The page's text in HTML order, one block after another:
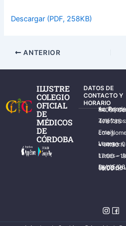
Descargar (PDF, 258KB)
ANTERIOR
ILUSTRE
COLEGIO
OFICIAL
DE
MÉDICOS
DE
CÓRDOBA
DATOS DE
CONTACTO Y
HORARIO
Av. Ronda de los Tejares,
Teléfonos: 957 478 785
Email:
Lunes – Viernes: 08:30 – 14:30 h.
Lunes – Jueves:
Del 15/06 al 15/09 de L – V de 08:00 – 15:00 h.